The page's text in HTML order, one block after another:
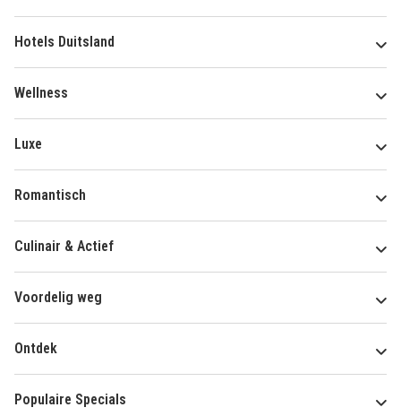
Hotels Duitsland
Wellness
Luxe
Romantisch
Culinair & Actief
Voordelig weg
Ontdek
Populaire Specials